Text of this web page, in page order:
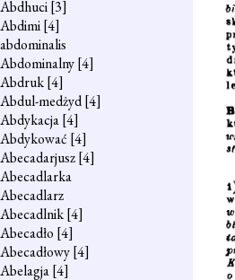
Abdhuci[3]
Abdimi[4]
abdominalis
Abdominalny[4]
Abdruk[4]
Abdul-medżyd[4]
Abdykacja[4]
Abdykować [4]
Abecadarjusz[4]
Abecadlarka
Abecadlarz
Abecadlnik[4]
Abecadło [4]
Abecadłowy[4]
Abelagja[4]